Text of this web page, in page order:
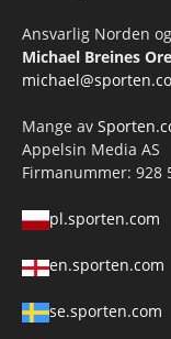
Ansvarlig Norden
Michael Breines
Mange av
Appelsin Media AS
Firmanummer: 928
pl.sporten.com
en.sporten.com
se.sporten.com